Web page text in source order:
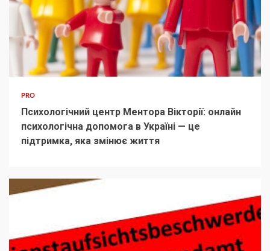
PRO
Психологічний центр Ментора Вікторії: онлайн
психологічна допомога в Україні — це
підтримка, яка змінює життя